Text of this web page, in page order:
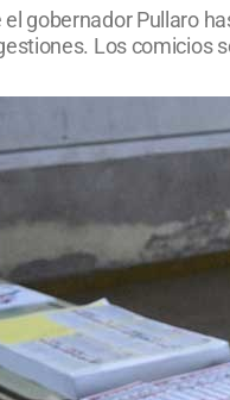
el gobernador Pullaro
Los comicios